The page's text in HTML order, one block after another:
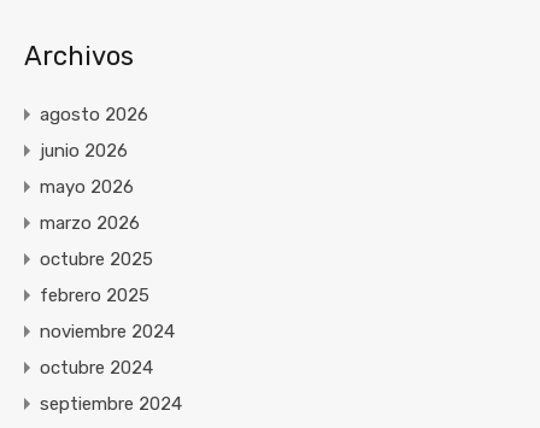
Archivos
agosto 2026
junio 2026
mayo 2026
marzo 2026
octubre 2025
febrero 2025
noviembre 2024
octubre 2024
septiembre 2024